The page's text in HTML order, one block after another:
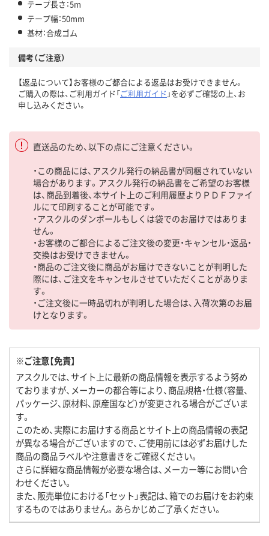
テープ長さ：5m
テープ幅：50mm
基材：合成ゴム
備考（ご注意）
【返品について】お客様のご都合による返品はお受けできません。
ご購入の際は、ご利用ガイド「ご利用ガイド 」を必ずご確認の上、お
申し込みください。
直送品のため、以下の点にご注意ください。
・この商品には、アスクル発行の納品書が同梱されていない
場合があります。アスクル発行の納品書をご希望のお客様
は、商品到着後、本サイト上のご利用履歴よりＰＤＦファイ
ルにて印刷することが可能です。
・アスクルのダンボールもしくは袋でのお届けではありま
せん。
・お客様のご都合によるご注文後の変更・キャンセル・返品・
交換はお受けできません。
・商品のご注文後に商品がお届けできないことが判明した
際には、ご注文をキャンセルさせていただくことがありま
す。
・ご注文後に一時品切れが判明した場合は、入荷次第のお届
けとなります。
※ご注意【免責】
アスクルでは、サイト上に最新の商品情報を表示するよう努め
ておりますが、メーカーの都合等により、商品規格・仕様（容量、
パッケージ、原材料、原産国など）が変更される場合がございま
す。
このため、実際にお届けする商品とサイト上の商品情報の表記
が異なる場合がございますので、ご使用前には必ずお届けした
商品の商品ラベルや注意書きをご確認ください。
さらに詳細な商品情報が必要な場合は、メーカー等にお問い合
わせください。
また、販売単位における「セット」表記は、箱でのお届けをお約束
するものではありません。あらかじめご了承ください。